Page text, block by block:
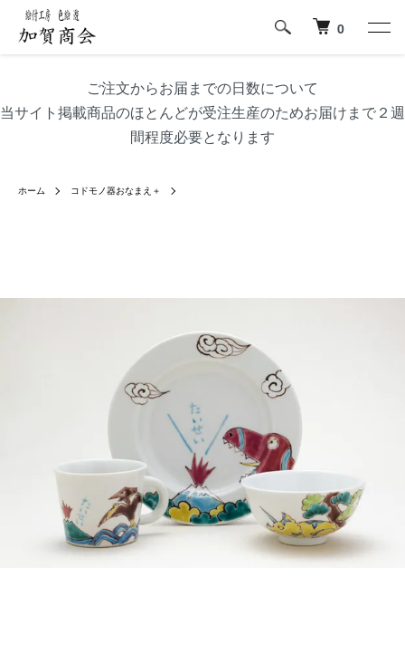
0
ご注文からお届までの日数について
当サイト掲載商品のほとんどが受注生産のためお届けまで２週
間程度必要となります
ホーム コドモノ器おなまえ＋